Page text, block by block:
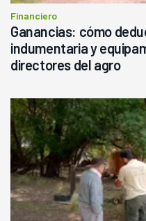
Financiero
Ganancias: cómo
indumentaria y
directores del agro